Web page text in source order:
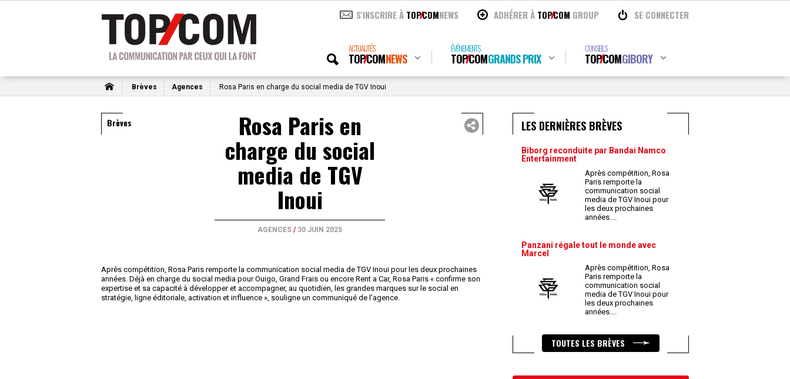
S'INSCRIRE À TOPCOMNEWS ADHÉRER À TOPCOM GROUP SE CONNECTER
ACTUALITÉS
TOPCOMNEWS
ÉVÉNEMENTS
TOPCOMGRANDS PRIX
CONSEILS
TOPCOMGIBORY
Brèves Agences Rosa Paris en charge du social media de TGV Inoui
Brèves Rosa Paris en
charge du social
media de TGV
Inoui
AGENCES / 30 JUIN 2025
Après compétition, Rosa Paris remporte la communication social media de TGV Inoui pour les deux prochaines
années. Déjà en charge du social media pour Ouigo, Grand Frais ou encore Rent a Car, Rosa Paris « confirme son
expertise et sa capacité à développer et accompagner, au quotidien, les grandes marques sur le social en
stratégie, ligne éditoriale, activation et influence », souligne un communiqué de l’agence.
LES DERNIÈRES BRÈVES
Biborg reconduite par Bandai Namco
Entertainment
Après compétition, Rosa
Paris remporte la
communication social
media de TGV Inoui pour
les deux prochaines
années....
Panzani régale tout le monde avec
Marcel
Après compétition, Rosa
Paris remporte la
communication social
media de TGV Inoui pour
les deux prochaines
années....
TOUTES LES BRÈVES